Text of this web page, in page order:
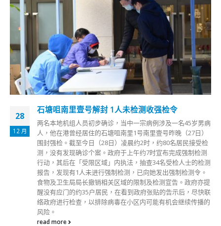
28
12 月
石塘咀南里壹号解封 1人未检测收强检令
两名本地机组人员初步确诊，当中一宗病例涉及一名45岁男病
人，他在港曾经居住的石塘咀南里1号南里壹号昨晚（27日）
围封强检。截至今日（28日）凌晨约2时，约80名居民接受检
测，没有发现确诊个案。政府于上午约7时宣布完成强制检测
行动，其后在「受限区域」内执法，抽查34名受检人士的检测
报告，发现有1人未进行强制检测，已向她发出强制检测令。
食物及卫生局局长撤销相关区域的限制及检测宣告。政府亦提
醒没有应门的约35户居民，在看到政府张贴的告示后，尽快联
络政府进行检查，以排除病毒在小区内可能有机会继续传播的
风险。
read more